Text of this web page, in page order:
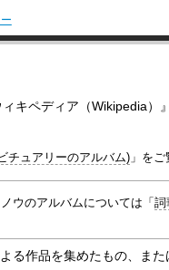
キペディア（Wikipedia）
チュアリーのアルバム)」をご
ウのアルバムについては「 詞
る作品を集めたもの、また